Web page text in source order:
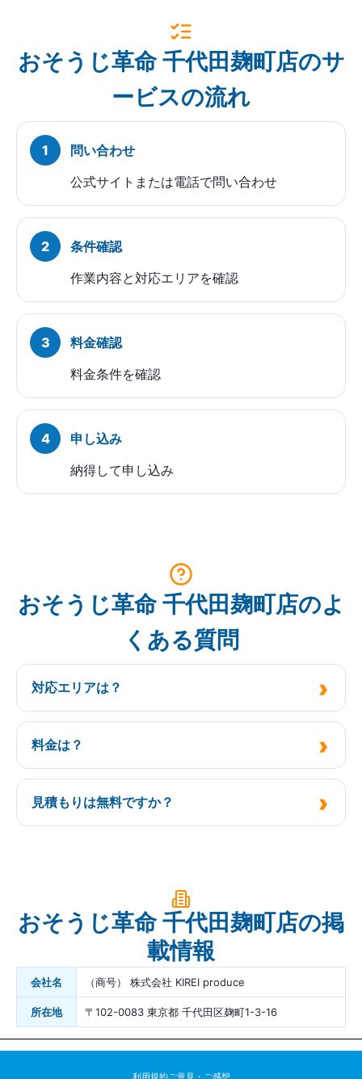
おそうじ革命 千代田麹町店のサ
ービスの流れ
問い合わせ
公式サイトまたは電話で問い合わせ
条件確認
作業内容と対応エリアを確認
料金確認
料金条件を確認
申し込み
納得して申し込み
おそうじ革命 千代田麹町店のよ
くある質問
対応エリアは？
料金は？
見積もりは無料ですか？
おそうじ革命 千代田麹町店の掲
載情報
会社名 （商号） 株式会社 KIREI produce
所在地 〒102-0083 東京都 千代田区麹町1-3-16
利用規約ご意見・ご感想